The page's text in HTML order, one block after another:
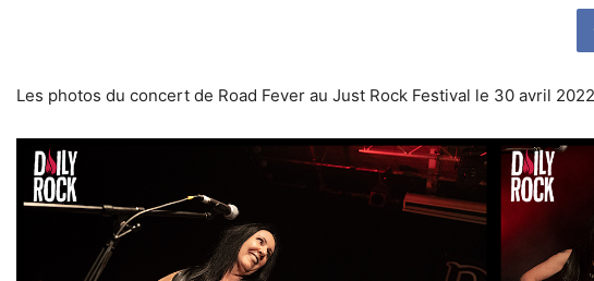
Les photos du concert de Road Fever au Just Rock Festival le 30 avril